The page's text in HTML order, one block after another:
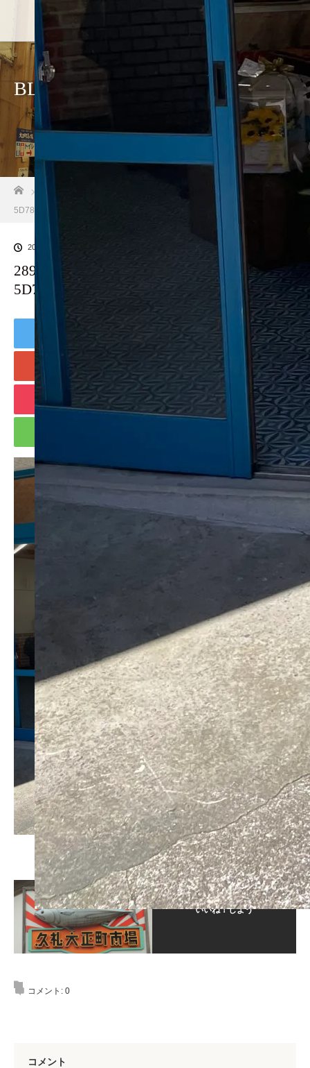
BLOG
28998E0F-1DA8-4612-B90C-
5D78F9DBD350
2023.08.4
28998E0F-1DA8-4612-B90C-
5D78F9DBD350
Tweet
Pocket RSS
この記事が気に入ったら
いいね！しよう
コメント: 0
コメント